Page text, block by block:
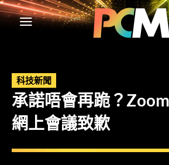
科技新聞
承諾唔會再跪？
網上會議致歉